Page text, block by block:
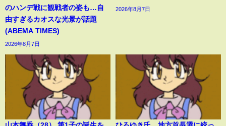
のハンデ戦に観戦者の姿も…自
由すぎるカオスな光景が話題
(ABEMA TIMES)
2026年8月7日
2026年8月7日